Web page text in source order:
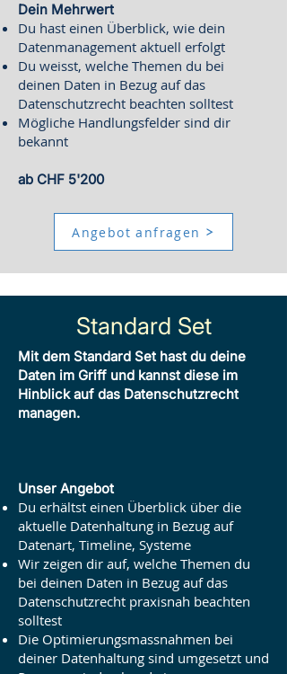
Dein Mehrwert
Du hast einen Überblick, wie dein
Datenmanagement aktuell erfolgt
Du weisst, welche Themen du bei
deinen Daten in Bezug auf das
Datenschutzrecht beachten solltest
Mögliche Handlungsfelder sind dir
bekannt
ab CHF 5'200
Angebot anfragen
Standard Set
Mit dem Standard Set hast du deine
Daten im Griff und kannst diese im
Hinblick auf das Datenschutzrecht
managen.
Unser Angebot
Du erhältst einen Überblick über die
aktuelle Datenhaltung in Bezug auf
Datenart, Timeline, Systeme
Wir zeigen dir auf, welche Themen du
bei deinen Daten in Bezug auf das
Datenschutzrecht praxisnah beachten
solltest
Die Optimierungsmassnahmen bei
deiner Datenhaltung sind umgesetzt und